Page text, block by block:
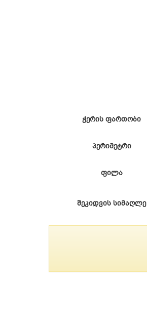
ჭერის ფართობი
პერიმეტრი
ფილა
შეკიდვის სიმაღლე